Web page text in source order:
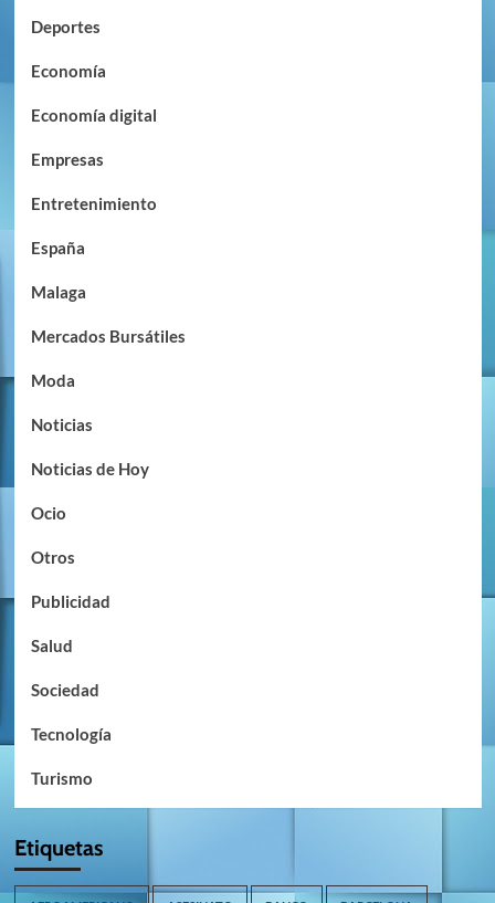
Deportes
Economía
Economía digital
Empresas
Entretenimiento
España
Malaga
Mercados Bursátiles
Moda
Noticias
Noticias de Hoy
Ocio
Otros
Publicidad
Salud
Sociedad
Tecnología
Turismo
Etiquetas